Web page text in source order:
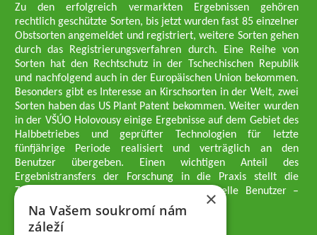
Zu den erfolgreich vermarkten Ergebnissen gehören
rechtlich geschützte Sorten, bis jetzt wurden fast 85 einzelner
Obstsorten angemeldet und registriert, weitere Sorten gehen
durch das Registrierungsverfahren durch. Eine Reihe von
Sorten hat den Rechtschutz in der Tschechischen Republik
und nachfolgend auch in der Europäischen Union bekommen.
Besonders gibt es Interesse an Kirschsorten in der Welt, zwei
Sorten haben das US Plant Patent bekommen. Weiter wurden
in der VŠÚO Holovousy einige Ergebnisse auf dem Gebiet des
Halbbetriebes und geprüfter Technologien für letzte
fünfjährige Periode realisiert und verträglich an den
Benutzer übergeben. Einen wichtigen Anteil des
Ergebnistransfers der Forschung in die Praxis stellt die
Züchtungsmethodik dar, die an professionelle Benutzer –
professionelle Obstzüchter übergeben wird.
Geschäftsführer der Gesellschaft
×
Na Vašem soukromí nám
záleží